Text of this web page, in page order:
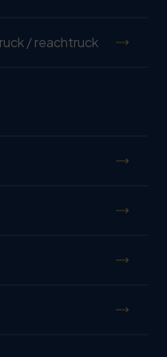
/ reachtruck